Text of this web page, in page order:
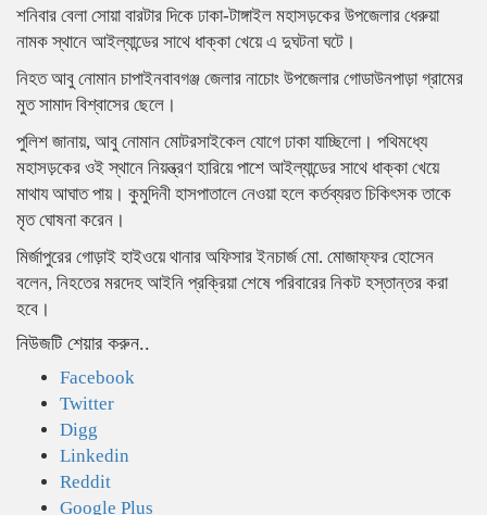
শনিবার বেলা সোয়া বারটার দিকে ঢাকা-টাঙ্গাইল মহাসড়কের উপজেলার ধেরুয়া
নামক স্থানে আইল্যান্ডের সাথে ধাক্কা খেয়ে এ দুঘটনা ঘটে।
নিহত আবু নোমান চাপাইনবাবগঞ্জ জেলার নাচোং উপজেলার গোডাউনপাড়া গ্রামের
মুত সামাদ বিশ্বাসের ছেলে।
পুলিশ জানায়, আবু নোমান মোটরসাইকেল যোগে ঢাকা যাচ্ছিলো। পথিমধ্যে
মহাসড়কের ওই স্থানে নিয়ন্ত্রণ হারিয়ে পাশে আইল্যান্ডের সাথে ধাক্কা খেয়ে
মাথায আঘাত পায়। কুমুদিনী হাসপাতালে নেওয়া হলে কর্তব্যরত চিকিৎসক তাকে
মৃত ঘোষনা করেন।
মির্জাপুরের গোড়াই হাইওয়ে থানার অফিসার ইনচার্জ মো. মোজাফ্ফর হোসেন
বলেন, নিহতের মরদেহ আইনি প্রক্রিয়া শেষে পরিবারের নিকট হস্তান্তর করা
হবে।
নিউজটি শেয়ার করুন..
Facebook
Twitter
Digg
Linkedin
Reddit
Google Plus